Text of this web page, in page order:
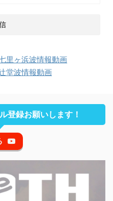
ヶ浜波情報動画
堂波情報動画
登録お願いします！